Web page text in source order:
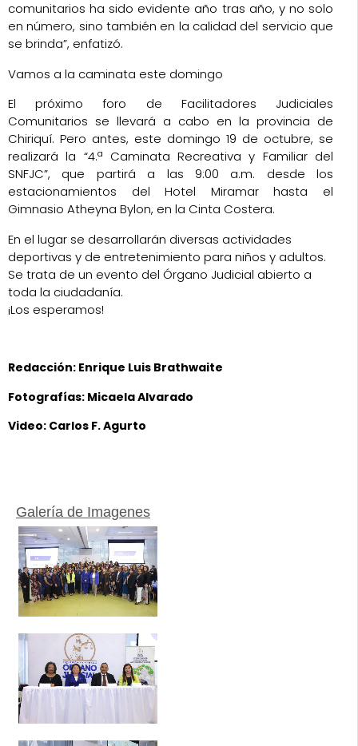
comunitarios ha sido evidente año tras año, y no solo
en número, sino también en la calidad del servicio que
se brinda”, enfatizó.
Vamos a la caminata este domingo
El próximo foro de Facilitadores Judiciales
Comunitarios se llevará a cabo en la provincia de
Chiriquí. Pero antes, este domingo 19 de octubre, se
realizará la “4.ª Caminata Recreativa y Familiar del
SNFJC”, que partirá a las 9:00 a.m. desde los
estacionamientos delHotel Miramarhasta el
Gimnasio Atheyna Bylon, en la Cinta Costera.
En el lugar se desarrollarán diversas actividades
deportivas y de entretenimiento para niños y adultos.
Se trata de un evento del Órgano Judicial abierto a
toda la ciudadanía.
¡Los esperamos!
Redacción: Enrique Luis Brathwaite
Fotografías: Micaela Alvarado
Video: Carlos F. Agurto
Galería de Imagenes